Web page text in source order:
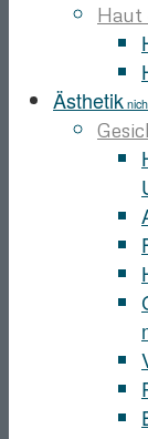
Haut
Ästhetik